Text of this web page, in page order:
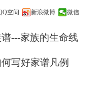
空间 新浪微博 微信
---家族的生命线
写好家谱凡例